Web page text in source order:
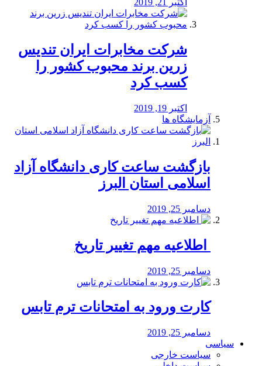
اکتبر 21, 2019
شرکت مخابرات ایران تندیس
زرین برند محبوب کشور را
کسب کرد
اکتبر 19, 2019
آزمایشگاه ها
بازگشت ساعت کاری دانشگاه آزاد
اسلامی استان البرز
دسامبر 25, 2019
️ اطلاعیه مهم تغییر تاریخ
دسامبر 25, 2019
کارت ورود به امتحانات ترم تابس
دسامبر 25, 2019
سیاسی
سیاست خارجی